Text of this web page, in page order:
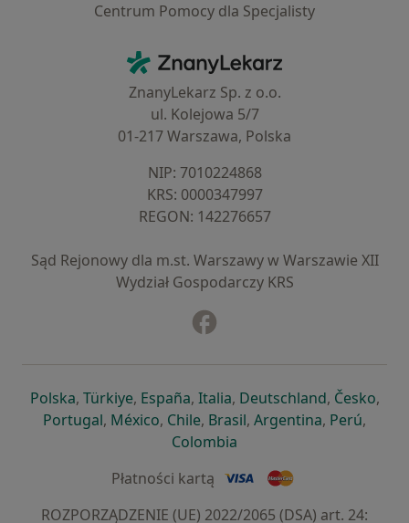
Centrum Pomocy dla Specjalisty
ZnanyLekarz - Strona główna
ZnanyLekarz Sp. z o.o.
ul. Kolejowa 5/7
01-217 Warszawa, Polska
NIP: ⁠7010224868
KRS: ⁠0000347997
REGON: ⁠142276657
Sąd Rejonowy dla m.st. Warszawy w Warszawie XII
Wydział Gospodarczy KRS
Polskaotwiera się w nowej karcie
, Türkiyeotwiera się w nowej karcie
, Españaotwiera się w nowej karcie
, Italiaotwiera się w nowej
, Deutschlandotwiera się
, Česko,
Portugalotwiera się w nowej karcie
, Méxicootwiera się w nowej karcie
, Chileotwiera się w nowej karcie
, Brasilotwiera się w nowej
, Argentinaotwiera się
, Perú,
Colombia
Płatności kartą
ROZPORZĄDZENIE (UE) 2022/2065 (DSA) art. 24: